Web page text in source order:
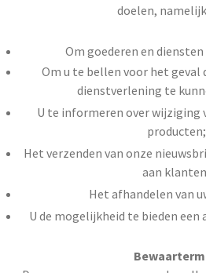
doelen,
Om goederen en
Om u te bellen voor het geval
dienstverlening te
U te informeren over wijziging
producten;
Het verzenden van onze
aan
Het afhandelen van
U de mogelijkheid te bieden een